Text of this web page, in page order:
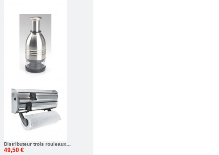
Distributeur trois rouleaux...
49,50 €